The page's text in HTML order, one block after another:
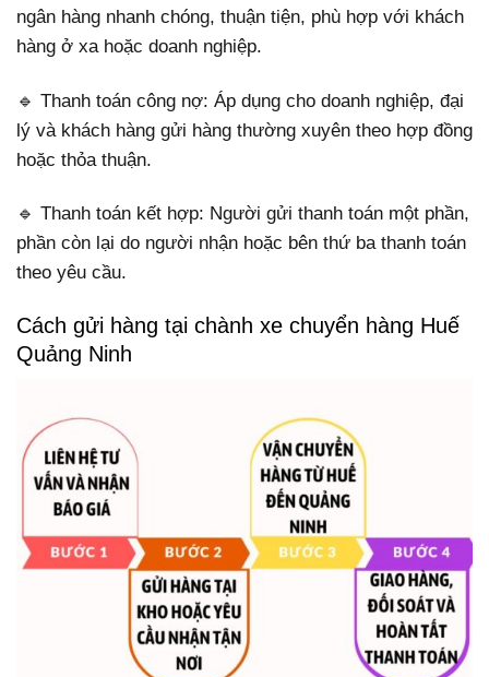
ngân hàng nhanh chóng, thuận tiện, phù hợp với khách
hàng ở xa hoặc doanh nghiệp.
🔹 Thanh toán công nợ: Áp dụng cho doanh nghiệp, đại
lý và khách hàng gửi hàng thường xuyên theo hợp đồng
hoặc thỏa thuận.
🔹 Thanh toán kết hợp: Người gửi thanh toán một phần,
phần còn lại do người nhận hoặc bên thứ ba thanh toán
theo yêu cầu.
Cách gửi hàng tại chành xe chuyển hàng Huế
Quảng Ninh